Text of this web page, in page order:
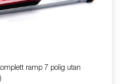
ramp 7 polig utan